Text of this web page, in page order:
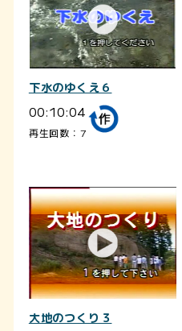
下水のゆくえ６
00:10:04
再生回数：7
大地のつくり３